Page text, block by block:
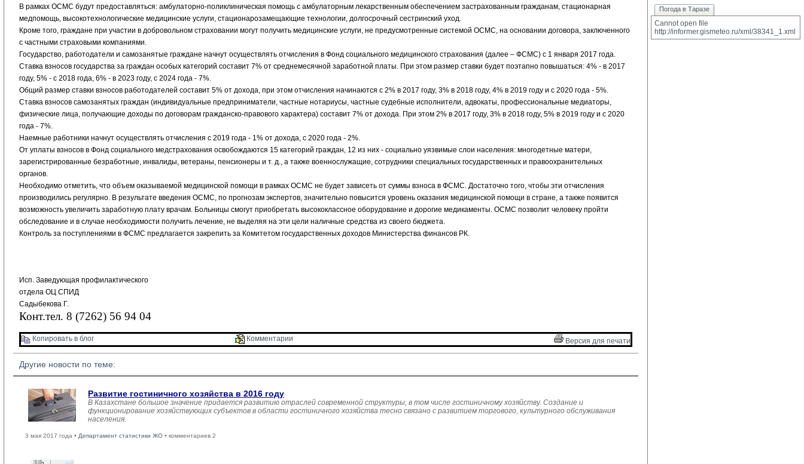
В рамках ОСМС будут предоставляться: амбулаторно-поликлиническая помощь с амбулаторным лекарственным обеспечением застрахованным гражданам, стационарная
медпомощь, высокотехнологические медицинские услуги, стационарозамещающие технологии, долгосрочный сестринский уход.
Кроме того, граждане при участии в добровольном страховании могут получить медицинские услуги, не предусмотренные системой ОСМС, на основании договора, заключенного
с частными страховыми компаниями.
Государство, работодатели и самозанятые граждане начнут осуществлять отчисления в Фонд социального медицинского страхования (далее – ФСМС) с 1 января 2017 года.
Ставка взносов государства за граждан особых категорий составит 7% от среднемесячной заработной платы. При этом размер ставки будет поэтапно повышаться: 4% - в 2017
году, 5% - с 2018 года, 6% - в 2023 году, с 2024 года - 7%.
Общий размер ставки взносов работодателей составит 5% от дохода, при этом отчисления начинаются с 2% в 2017 году, 3% в 2018 году, 4% в 2019 году и с 2020 года - 5%.
Ставка взносов самозанятых граждан (индивидуальные предприниматели, частные нотариусы, частные судебные исполнители, адвокаты, профессиональные медиаторы,
физические лица, получающие доходы по договорам гражданско-правового характера) составит 7% от дохода. При этом 2% в 2017 году, 3% в 2018 году, 5% в 2019 году и с 2020
года - 7%.
Наемные работники начнут осуществлять отчисления с 2019 года - 1% от дохода, с 2020 года - 2%.
От уплаты взносов в Фонд социального медстрахования освобождаются 15 категорий граждан, 12 из них - социально уязвимые слои населения: многодетные матери,
зарегистрированные безработные, инвалиды, ветераны, пенсионеры и т. д., а также военнослужащие, сотрудники специальных государственных и правоохранительных
органов.
Необходимо отметить, что объем оказываемой медицинской помощи в рамках ОСМС не будет зависеть от суммы взноса в ФСМС. Достаточно того, чтобы эти отчисления
производились регулярно. В результате введения ОСМС, по прогнозам экспертов, значительно повысится уровень оказания медицинской помощи в стране, а также появится
возможность увеличить заработную плату врачам. Больницы смогут приобретать высококлассное оборудование и дорогие медикаменты. ОСМС позволит человеку пройти
обследование и в случае необходимости получить лечение, не выделяя на эти цели наличные средства из своего бюджета.
Контроль за поступлениями в ФСМС предлагается закрепить за Комитетом государственных доходов Министерства финансов РК.
Исп. Заведующая профилактического
отдела ОЦ СПИД
Садыбекова Г.
Конт.тел. 8 (7262) 56 94 04
Копировать в блог Комментарии Версия для печати
Другие новости по теме:
Развитие гостиничного хозяйства в 2016 году
В Казахстане большое значение придается развитию отраслей современной структуры, в том числе гостиничному хозяйству. Создание и
функционирование хозяйствующих субъектов в области гостиничного хозяйства тесно связано с развитием торгового, культурного обслуживания
населения.
3 мая 2017 года • Департамент статистики ЖО • комментариев 2
Погода в Таразе
Cannot open file
http://informer.gismeteo.ru/xml/38341_1.xml